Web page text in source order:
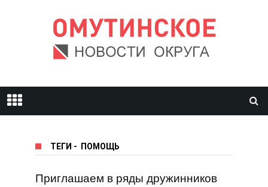
ТЕГИ - ПОМОЩЬ
Приглашаем в ряды дружинников